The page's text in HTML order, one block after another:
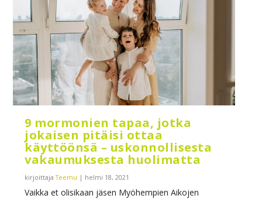
9 mormonien tapaa, jotka
jokaisen pitäisi ottaa
käyttöönsä – uskonnollisesta
vakaumuksesta huolimatta
kirjoittajaTeemu | helmi 18, 2021
Vaikka et olisikaan jäsen Myöhempien Aikojen